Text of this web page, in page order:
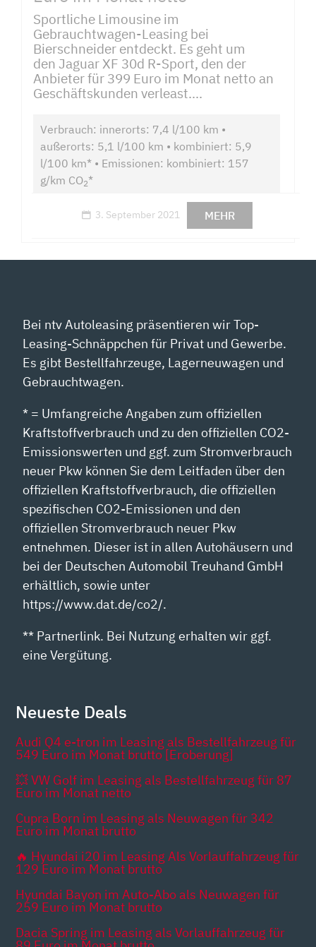
Sportliche Limousine im
Gebrauchtwagen-Leasing bei
Bierschneider entdeckt. Es geht um
den Jaguar XF 30d R-Sport, den der
Anbieter für 399 Euro im Monat netto an
Geschäftskunden verleast....
Verbrauch: innerorts: 7,4 l/100 km •
außerorts: 5,1 l/100 km • kombiniert: 5,9
l/100 km* • Emissionen: kombiniert: 157
g/km CO2*
3. September 2021 MEHR
Bei ntv Autoleasing präsentieren wir Top-
Leasing-Schnäppchen für Privat und Gewerbe.
Es gibt Bestellfahrzeuge, Lagerneuwagen und
Gebrauchtwagen.
* = Umfangreiche Angaben zum offiziellen
Kraftstoffverbrauch und zu den offiziellen CO2-
Emissionswerten und ggf. zum Stromverbrauch
neuer Pkw können Sie dem Leitfaden über den
offiziellen Kraftstoffverbrauch, die offiziellen
spezifischen CO2-Emissionen und den
offiziellen Stromverbrauch neuer Pkw
entnehmen. Dieser ist in allen Autohäusern und
bei der Deutschen Automobil Treuhand GmbH
erhältlich, sowie unter
https://www.dat.de/co2/.
** Partnerlink. Bei Nutzung erhalten wir ggf.
eine Vergütung.
Neueste Deals
Audi Q4 e-tron im Leasing als Bestellfahrzeug für
549 Euro im Monat brutto [Eroberung]
💥 VW Golf im Leasing als Bestellfahrzeug für 87
Euro im Monat netto
Cupra Born im Leasing als Neuwagen für 342
Euro im Monat brutto
🔥 Hyundai i20 im Leasing Als Vorlauffahrzeug für
129 Euro im Monat brutto
Hyundai Bayon im Auto-Abo als Neuwagen für
259 Euro im Monat brutto
Dacia Spring im Leasing als Vorlauffahrzeug für